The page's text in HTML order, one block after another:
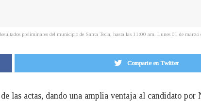
preliminares del municipio de Santa Tecla, hasta las 11:00 am. Lunes 01 de
Comparte en Twitter
las actas, dando una amplia ventaja al candidato por